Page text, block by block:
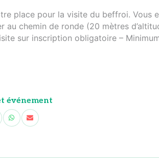
place pour la visite du beffroi. Vous
au chemin de ronde (20 mètres
sur inscription obligatoire –
événement